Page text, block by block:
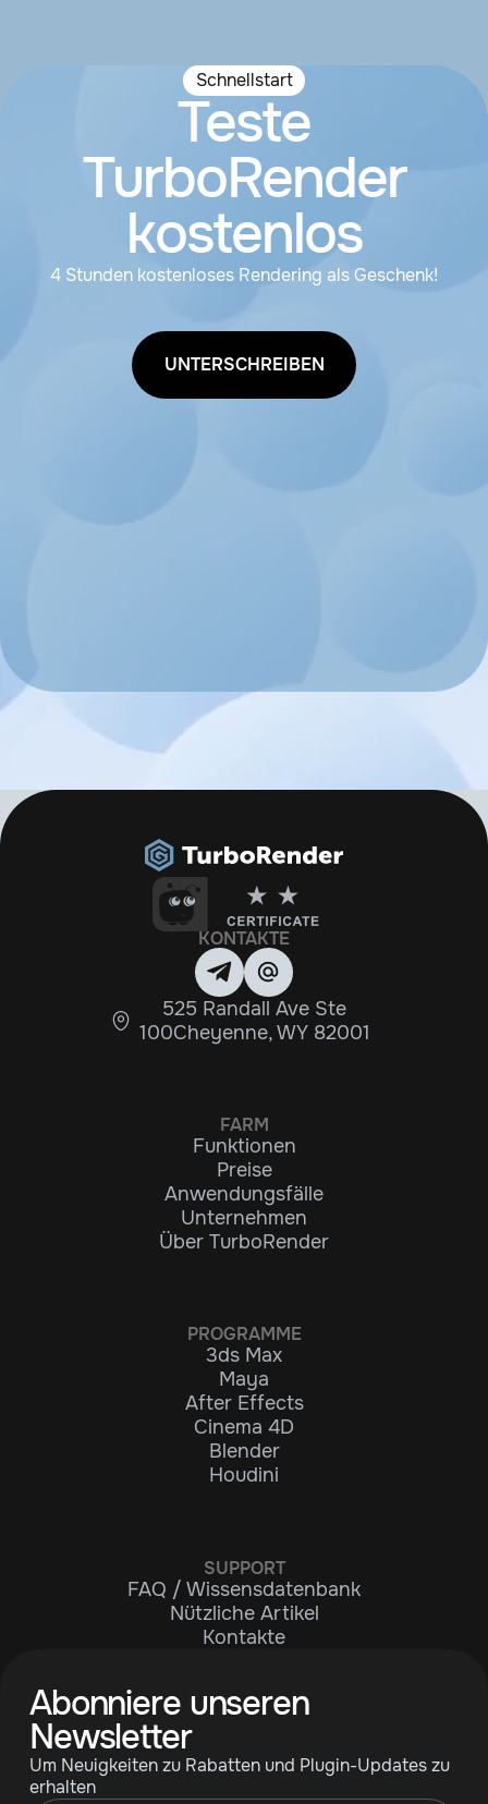
Schnellstart
Teste
TurboRender
kostenlos
4 Stunden kostenloses Rendering als Geschenk!
UNTERSCHREIBEN
FARM
Funktionen
Preise
Anwendungsfälle
Unternehmen
Über TurboRender
PROGRAMME
3ds Max
Maya
After Effects
Cinema 4D
Blender
Houdini
SUPPORT
FAQ / Wissensdatenbank
Nützliche Artikel
Kontakte
KONTAKTE
525 Randall Ave Ste
100Cheyenne, WY 82001
Abonniere unseren
Newsletter
Um Neuigkeiten zu Rabatten und Plugin-Updates zu
erhalten